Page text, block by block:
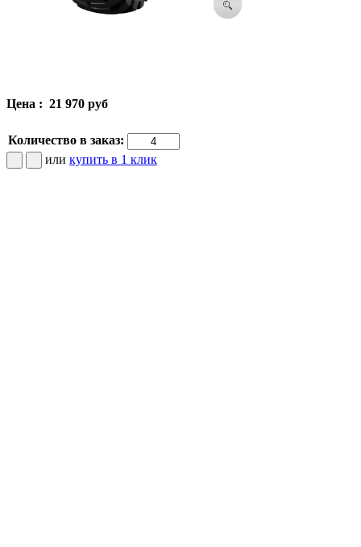
Цена : 21 970 руб
Количество в заказ:
или купить в 1 клик